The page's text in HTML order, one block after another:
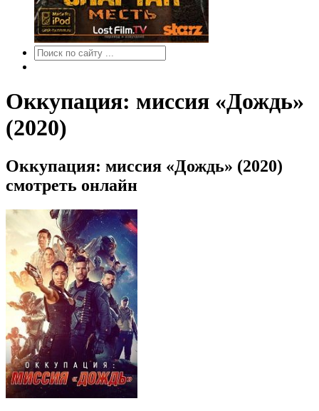
Оккупация: миссия «Дождь»
(2020)
Оккупация: миссия «Дождь» (2020)
смотреть онлайн